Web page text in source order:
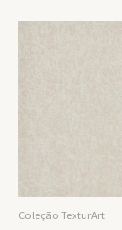
Coleção TexturArt